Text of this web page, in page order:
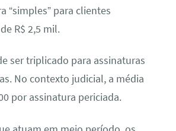
“simples” para clientes
R$ 2,5 mil.
ser triplicado para assinaturas
No contexto judicial, a média
por assinatura periciada.